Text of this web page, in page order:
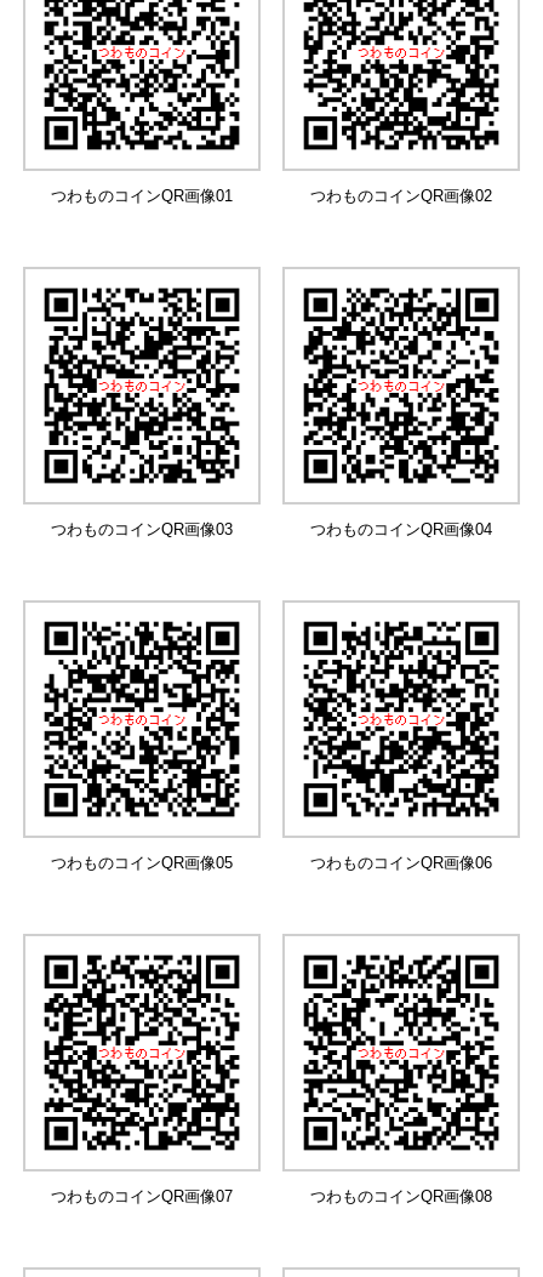
つわものコインQR画像01 つわものコインQR画像02
つわものコインQR画像03 つわものコインQR画像04
つわものコインQR画像05 つわものコインQR画像06
つわものコインQR画像07 つわものコインQR画像08